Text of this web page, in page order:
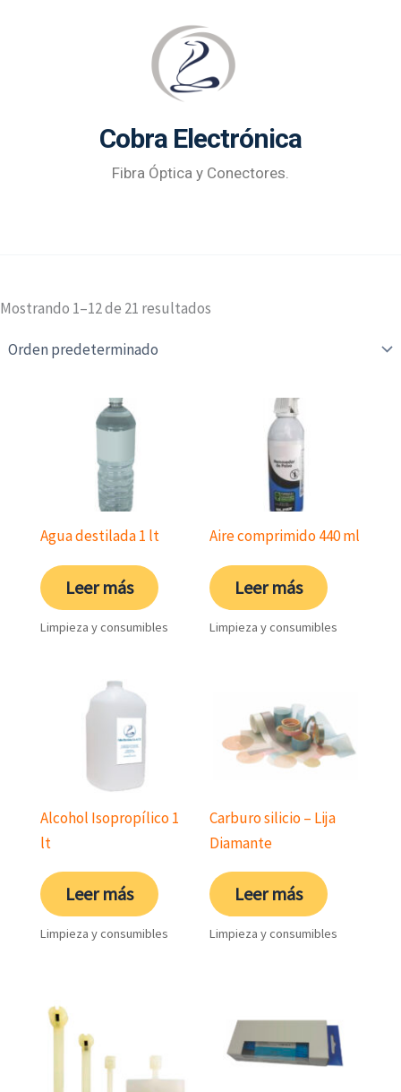
Cobra Electrónica
Fibra Óptica y Conectores.
Mostrando 1–12 de 21 resultados
Agua destilada 1 lt
Leer más
Limpieza y consumibles
Aire comprimido 440 ml
Leer más
Limpieza y consumibles
Alcohol Isopropílico 1
lt
Leer más
Limpieza y consumibles
Carburo silicio – Lija
Diamante
Leer más
Limpieza y consumibles